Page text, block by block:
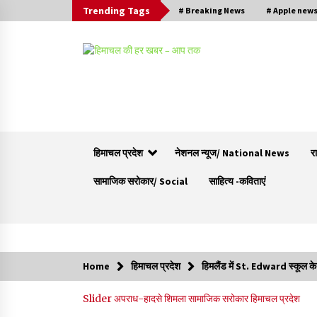
Trending Tags # Breaking News # Apple news
हिमाचल प्रदेश नेशनल न्यूज/ National News
सामाजिक सरोकार/ Social साहित्य -कविताएं
निलंबित
Home हिमाचल प्रदेश हिमलैंड में St. Edward स्कूल के
Sliderअपराध-हादसेशिमलासामाजिक सरोकारहिमाचल प्रदेश